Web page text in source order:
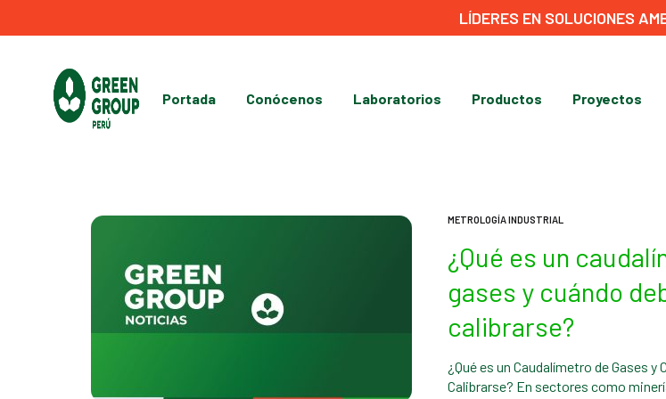
LÍDERES EN SOLUCIONES
forma
Portada Conócenos Laboratorios Productos Proyectos
METROLOGÍA INDUSTRIAL
¿Qué es un
gases y cuándo
calibrarse?
¿Qué es un Caudalímetro de Gases y
Calibrarse? En sectores como